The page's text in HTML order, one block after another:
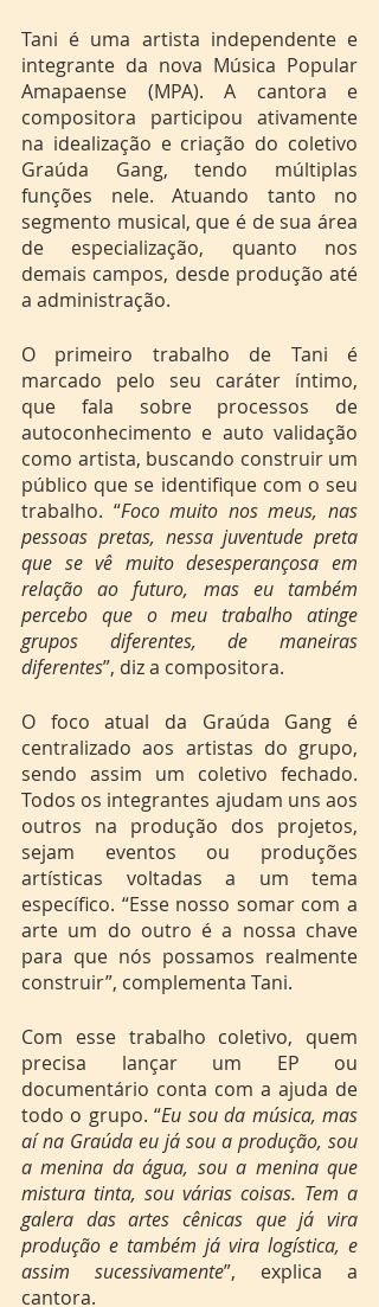
Tani é uma artista independente e
integrante da nova Música Popular
Amapaense (MPA). A cantora e
compositora participou ativamente
na idealização e criação do coletivo
Graúda Gang, tendo múltiplas
funções nele. Atuando tanto no
segmento musical, que é de sua área
de especialização, quanto nos
demais campos, desde produção até
a administração.
O primeiro trabalho de Tani é
marcado pelo seu caráter íntimo,
que fala sobre processos de
autoconhecimento e auto validação
como artista, buscando construir um
público que se identifique com o seu
trabalho. “Foco muito nos meus, nas
pessoas pretas, nessa juventude preta
que se vê muito desesperançosa em
relação ao futuro, mas eu também
percebo que o meu trabalho atinge
grupos diferentes, de maneiras
diferentes”, diz a compositora.
O foco atual da Graúda Gang é
centralizado aos artistas do grupo,
sendo assim um coletivo fechado.
Todos os integrantes ajudam uns aos
outros na produção dos projetos,
sejam eventos ou produções
artísticas voltadas a um tema
específico. “Esse nosso somar com a
arte um do outro é a nossa chave
para que nós possamos realmente
construir”, complementa Tani.
Com esse trabalho coletivo, quem
precisa lançar um EP ou
documentário conta com a ajuda de
todo o grupo. “Eu sou da música, mas
aí na Graúda eu já sou a produção, sou
a menina da água, sou a menina que
mistura tinta, sou várias coisas. Tem a
galera das artes cênicas que já vira
produção e também já vira logística, e
assim sucessivamente”, explica a
cantora.